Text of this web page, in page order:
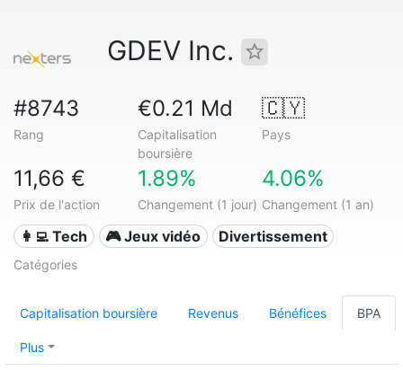
GDEV Inc.
#8743
Rang
€0.21 Md
Capitalisation
boursière
🇨🇾
Pays
11,66 €
Prix de l'action
1.89%
Changement (1 jour)
4.06%
Changement (1 an)
👩‍💻 Tech 🎮 Jeux vidéo Divertissement
Catégories
Capitalisation boursière Revenus Bénéfices BPA
Plus